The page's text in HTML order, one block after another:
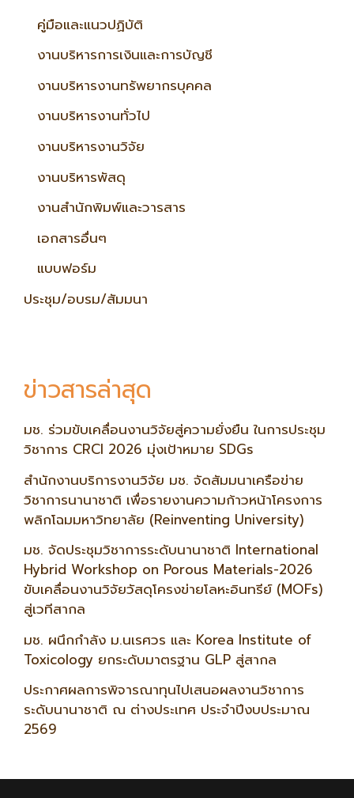
คู่มือและแนวปฏิบัติ
งานบริหารการเงินและการบัญชี
งานบริหารงานทรัพยากรบุคคล
งานบริหารงานทั่วไป
งานบริหารงานวิจัย
งานบริหารพัสดุ
งานสำนักพิมพ์และวารสาร
เอกสารอื่นๆ
แบบฟอร์ม
ประชุม/อบรม/สัมมนา
ข่าวสารล่าสุด
มช. ร่วมขับเคลื่อนงานวิจัยสู่ความยั่งยืน ในการประชุม
วิชาการ CRCI 2026 มุ่งเป้าหมาย SDGs
สำนักงานบริการงานวิจัย มช. จัดสัมมนาเครือข่าย
วิชาการนานาชาติ เพื่อรายงานความก้าวหน้าโครงการ
พลิกโฉมมหาวิทยาลัย (Reinventing University)
มช. จัดประชุมวิชาการระดับนานาชาติ International
Hybrid Workshop on Porous Materials-2026
ขับเคลื่อนงานวิจัยวัสดุโครงข่ายโลหะอินทรีย์ (MOFs)
สู่เวทีสากล
มช. ผนึกกำลัง ม.นเรศวร และ Korea Institute of
Toxicology ยกระดับมาตรฐาน GLP สู่สากล
ประกาศผลการพิจารณาทุนไปเสนอผลงานวิชาการ
ระดับนานาชาติ ณ ต่างประเทศ ประจำปีงบประมาณ
2569